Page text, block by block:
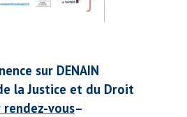
sur DENAIN
la Justice et du Droit
rendez-vous–